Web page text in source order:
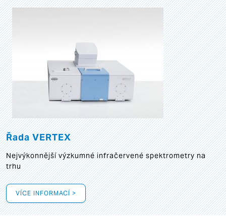
Řada VERTEX
Nejvýkonnější výzkumné infračervené spektrometry na
trhu
VÍCE INFORMACÍ >